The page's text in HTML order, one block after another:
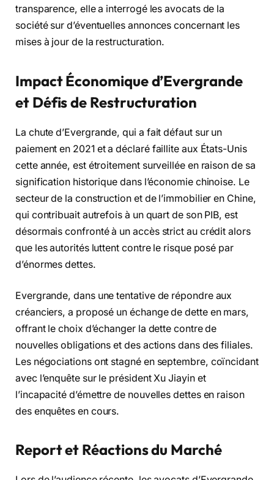
transparence, elle a interrogé les avocats de la
société sur d’éventuelles annonces concernant les
mises à jour de la restructuration.
Impact Économique d’Evergrande
et Défis de Restructuration
La chute d’Evergrande, qui a fait défaut sur un
paiement en 2021 et a déclaré faillite aux États-Unis
cette année, est étroitement surveillée en raison de sa
signification historique dans l’économie chinoise. Le
secteur de la construction et de l’immobilier en Chine,
qui contribuait autrefois à un quart de son PIB, est
désormais confronté à un accès strict au crédit alors
que les autorités luttent contre le risque posé par
d’énormes dettes.
Evergrande, dans une tentative de répondre aux
créanciers, a proposé un échange de dette en mars,
offrant le choix d’échanger la dette contre de
nouvelles obligations et des actions dans des filiales.
Les négociations ont stagné en septembre, coïncidant
avec l’enquête sur le président Xu Jiayin et
l’incapacité d’émettre de nouvelles dettes en raison
des enquêtes en cours.
Report et Réactions du Marché